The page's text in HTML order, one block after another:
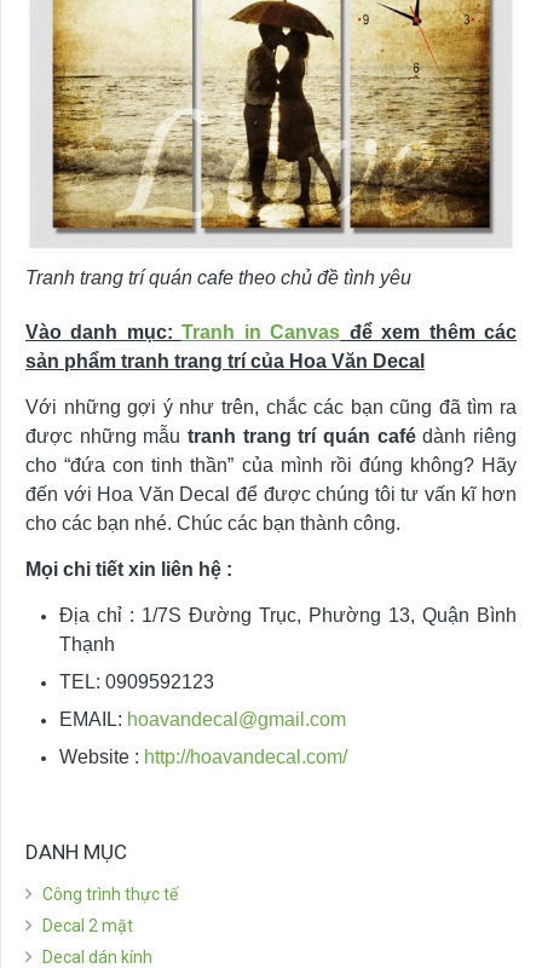
Tranh trang trí quán cafe theo chủ đề tình yêu
Vào danh mục:Tranh in Canvas để xem thêm các
sản phẩm tranh trang trí của Hoa Văn Decal
Với những gợi ý như trên, chắc các bạn cũng đã tìm ra
được những mẫu tranh trang trí quán cafédành riêng
cho “đứa con tinh thần” của mình rồi đúng không? Hãy
đến với Hoa Văn Decal để được chúng tôi tư vấn kĩ hơn
cho các bạn nhé. Chúc các bạn thành công.
Mọi chi tiết xin liên hệ :
Địa chỉ : 1/7S Đường Trục, Phường 13, Quận Bình
Thạnh
TEL: 0909592123
EMAIL: hoavandecal@gmail.com
Website : http://hoavandecal.com/
DANH MỤC
Công trình thực tế
Decal 2 mặt
Decal dán kính